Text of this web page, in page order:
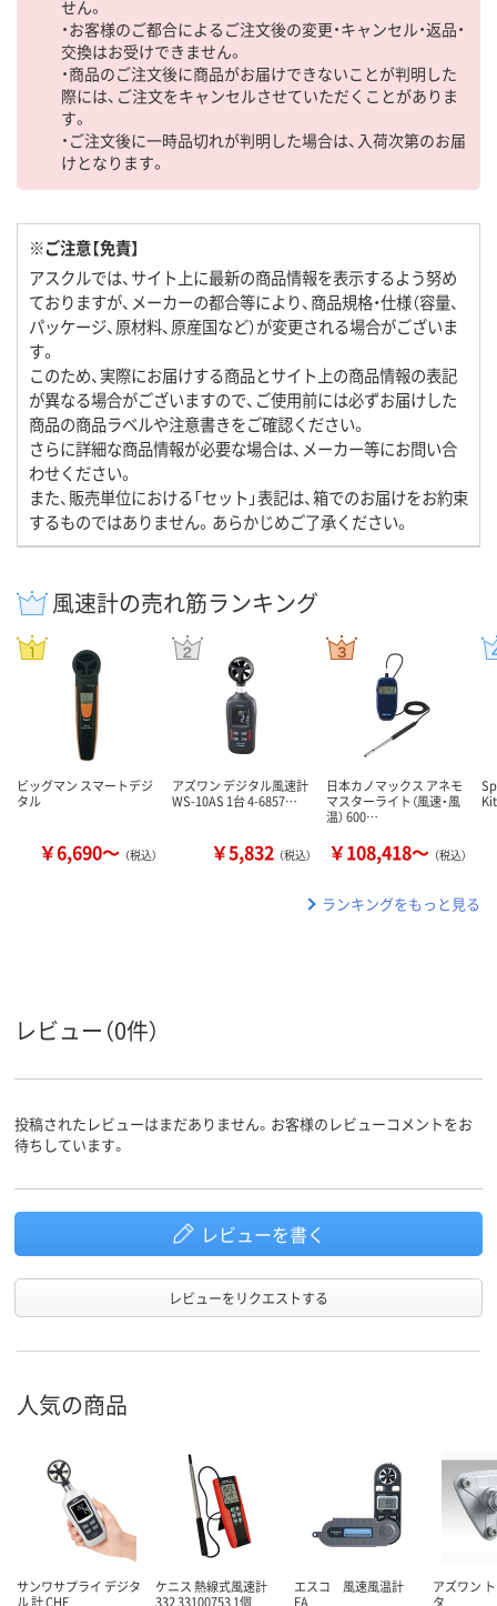
せん。
・お客様のご都合によるご注文後の変更・キャンセル・返品・
交換はお受けできません。
・商品のご注文後に商品がお届けできないことが判明した
際には、ご注文をキャンセルさせていただくことがありま
す。
・ご注文後に一時品切れが判明した場合は、入荷次第のお届
けとなります。
※ご注意【免責】
アスクルでは、サイト上に最新の商品情報を表示するよう努め
ておりますが、メーカーの都合等により、商品規格・仕様（容量、
パッケージ、原材料、原産国など）が変更される場合がございま
す。
このため、実際にお届けする商品とサイト上の商品情報の表記
が異なる場合がございますので、ご使用前には必ずお届けした
商品の商品ラベルや注意書きをご確認ください。
さらに詳細な商品情報が必要な場合は、メーカー等にお問い合
わせください。
また、販売単位における「セット」表記は、箱でのお届けをお約束
するものではありません。あらかじめご了承ください。
風速計の売れ筋ランキング
ビッグマン スマートデジ
タル
￥6,690～ （税込）
アズワン デジタル風速計
WS-10AS 1台 4-6857…
￥5,832 （税込）
日本カノマックス アネモ
マスターライト（風速・風
温） 600…
￥108,418～ （税込）
ランキングをもっと見る
レビュー（0件）
投稿されたレビューはまだありません。お客様のレビューコメントをお
待ちしています。
レビューを書く
レビューをリクエストする
人気の商品
サンワサプライ デジタ
ル 計 CHE
ケニス 熱線式風速計
332 33100753 1個
エスコ 風速風温計
EA
アズワン
タ